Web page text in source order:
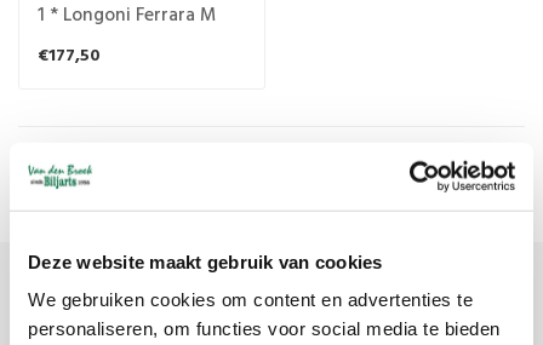
Deze website maakt gebruik van cookies
We gebruiken cookies om content en advertenties te
personaliseren, om functies voor social media te bieden
1 * Longoni Ferrara M
€177,50
Meest bekeken 1
Meld je aan voor onze nieuwsbrief